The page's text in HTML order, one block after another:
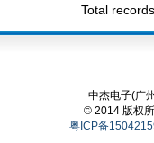
Total
中杰电子(广
© 2014 版权
粤ICP备